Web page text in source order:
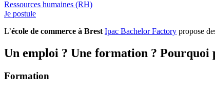
Ressources humaines (RH)
Je postule
L’école de commerce à Brest Ipac Bachelor Factory propose
Un emploi ? Une formation ? Pourquoi
Formation